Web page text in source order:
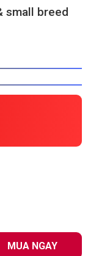
small breed
MUA NGAY